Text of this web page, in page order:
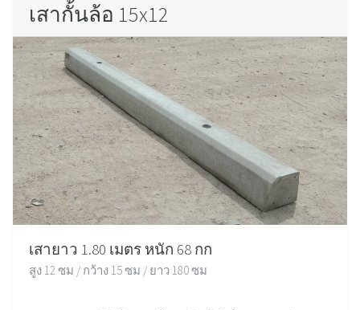
เสากั้นล้อ 15x12
เสายาว 1.80 เมตร หนัก 68 กก
สูง 12 ซม / กว้าง 15 ซม / ยาว 180 ซม